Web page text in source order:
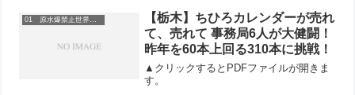
人が参加しました。60年前の1954年、マ
ーシャル諸...
01 原水爆禁止世界大会
【栃木】ちひろカレンダーが売れ
て、売れて 事務局6人が大健闘！
昨年を60本上回る310本に挑戦！
▲クリックするとPDFファイルが開きま
す。